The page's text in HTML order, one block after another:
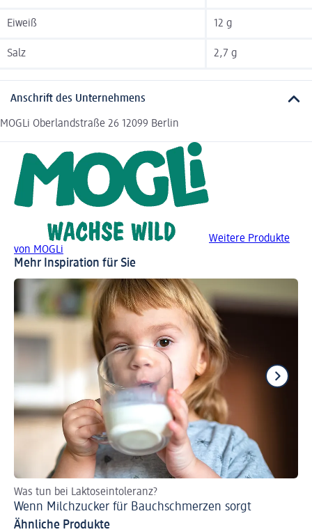
Eiweiß 12 g
Salz 2,7 g
Anschrift des Unternehmens
MOGLi Oberlandstraße 26 12099 Berlin
Weitere Produkte
von MOGLi
Mehr Inspiration für Sie
Was tun bei Laktoseintoleranz?
Wenn Milchzucker für Bauchschmerzen sorgt
Ähnliche Produkte